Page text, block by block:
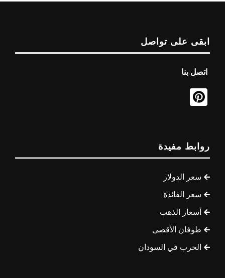
ابقى على تواصل
اتصل بنا
روابط مفيدة
سعر الدولار
سعر الفائدة
أسعار الذهب
طوفان الأقصى
الحرب في السودان